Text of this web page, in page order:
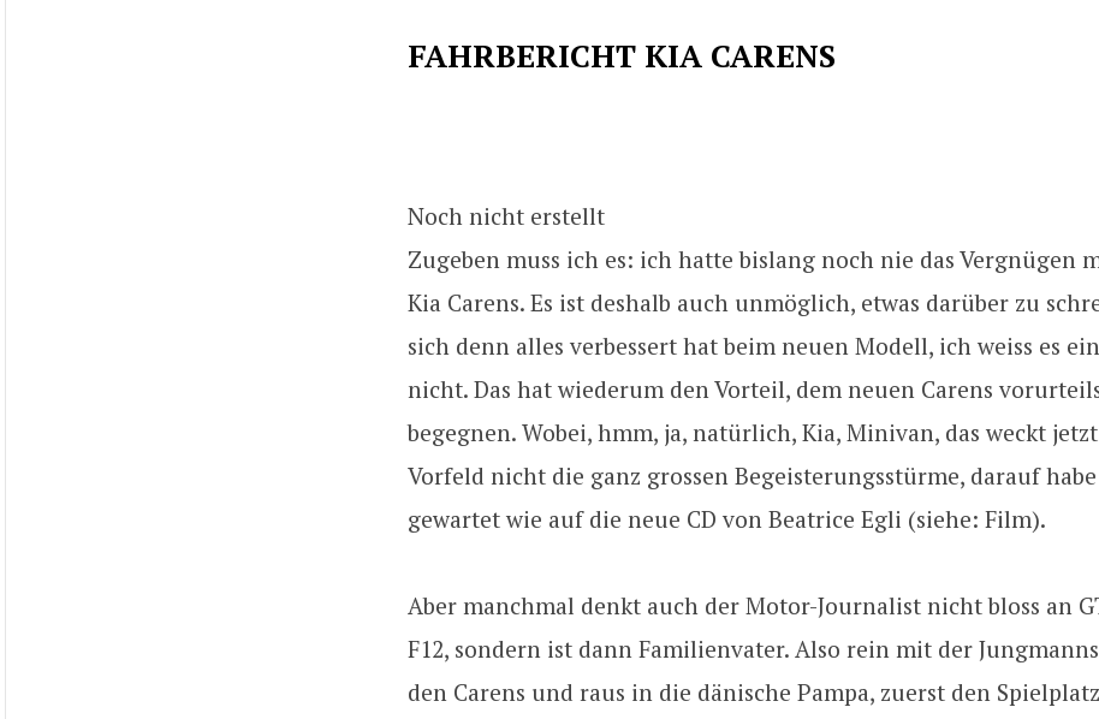
FAHRBERICHT KIA CARENS
Noch nicht erstellt
Zugeben muss ich es: ich hatte bislang noch nie das Vergnügen
Kia Carens. Es ist deshalb auch unmöglich, etwas darüber zu
sich denn alles verbessert hat beim neuen Modell, ich weiss es
nicht. Das hat wiederum den Vorteil, dem neuen Carens
begegnen. Wobei, hmm, ja, natürlich, Kia, Minivan, das weckt
Vorfeld nicht die ganz grossen Begeisterungsstürme, darauf
gewartet wie auf die neue CD von Beatrice Egli (siehe: Film).
Aber manchmal denkt auch der Motor-Journalist nicht bloss an
F12, sondern ist dann Familienvater. Also rein mit der
den Carens und raus in die dänische Pampa, zuerst den